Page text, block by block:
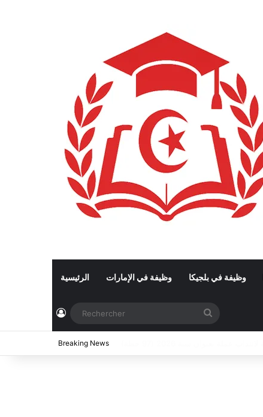
الرئيسية وظيفة في الإمارات وظيفة في بلجيكا
Connexion
Breaking News